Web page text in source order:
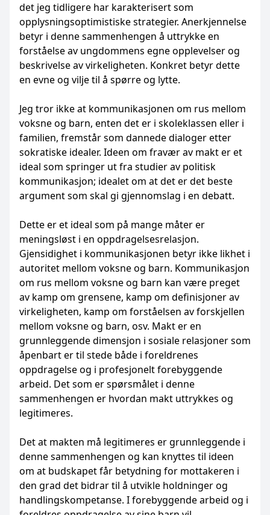
det jeg tidligere har karakterisert som
opplysningsoptimistiske strategier. Anerkjennelse
betyr i denne sammenhengen å uttrykke en
forståelse av ungdommens egne opplevelser og
beskrivelse av virkeligheten. Konkret betyr dette
en evne og vilje til å spørre og lytte.
Jeg tror ikke at kommunikasjonen om rus mellom
voksne og barn, enten det er i skoleklassen eller i
familien, fremstår som dannede dialoger etter
sokratiske idealer. Ideen om fravær av makt er et
ideal som springer ut fra studier av politisk
kommunikasjon; idealet om at det er det beste
argument som skal gi gjennomslag i en debatt.
Dette er et ideal som på mange måter er
meningsløst i en oppdragelsesrelasjon.
Gjensidighet i kommunikasjonen betyr ikke likhet i
autoritet mellom voksne og barn. Kommunikasjon
om rus mellom voksne og barn kan være preget
av kamp om grensene, kamp om definisjoner av
virkeligheten, kamp om forståelsen av forskjellen
mellom voksne og barn, osv. Makt er en
grunnleggende dimensjon i sosiale relasjoner som
åpenbart er til stede både i foreldrenes
oppdragelse og i profesjonelt forebyggende
arbeid. Det som er spørsmålet i denne
sammenhengen er hvordan makt uttrykkes og
legitimeres.
Det at makten må legitimeres er grunnleggende i
denne sammenhengen og kan knyttes til ideen
om at budskapet får betydning for mottakeren i
den grad det bidrar til å utvikle holdninger og
handlingskompetanse. I forebyggende arbeid og i